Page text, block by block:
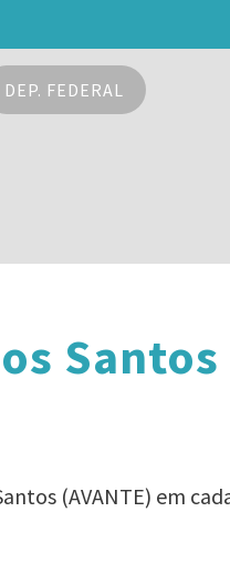
DEP. FEDERAL
Santos
(AVANTE) em